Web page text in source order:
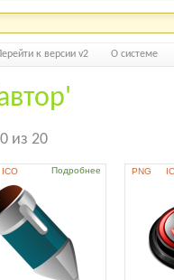
к версии v2 О системе
из 20
ICO Подробнее PNG